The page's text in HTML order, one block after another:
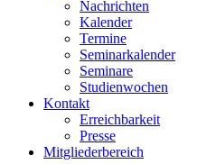
Nachrichten
Kalender
Termine
Seminarkalender
Seminare
Studienwochen
Kontakt
Erreichbarkeit
Presse
Mitgliederbereich